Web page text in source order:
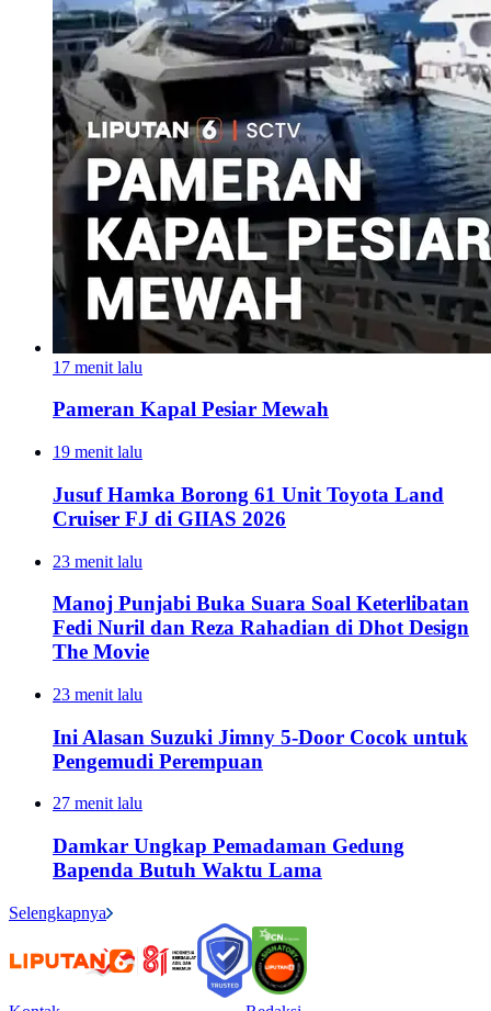
17 menit lalu
Pameran Kapal Pesiar Mewah
19 menit lalu
Jusuf Hamka Borong 61 Unit Toyota Land
Cruiser FJ di GIIAS 2026
23 menit lalu
Manoj Punjabi Buka Suara Soal Keterlibatan
Fedi Nuril dan Reza Rahadian di Dhot Design
The Movie
23 menit lalu
Ini Alasan Suzuki Jimny 5-Door Cocok untuk
Pengemudi Perempuan
27 menit lalu
Damkar Ungkap Pemadaman Gedung
Bapenda Butuh Waktu Lama
Selengkapnya